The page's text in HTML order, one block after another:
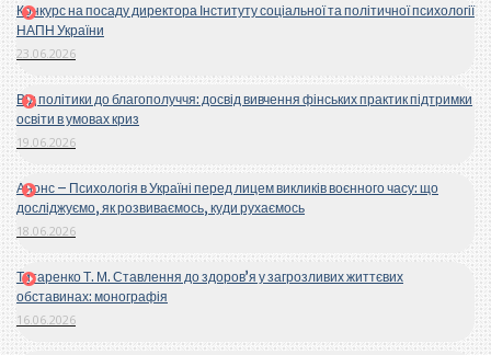
Конкурс на посаду директора Інституту соціальної та політичної психології
НАПН України
23.06.2026
Від політики до благополуччя: досвід вивчення фінських практик підтримки
освіти в умовах криз
19.06.2026
Анонс – Психологія в Україні перед лицем викликів воєнного часу: що
досліджуємо, як розвиваємось, куди рухаємось
18.06.2026
Титаренко Т. М. Ставлення до здоров’я у загрозливих життєвих
обставинах: монографія
16.06.2026